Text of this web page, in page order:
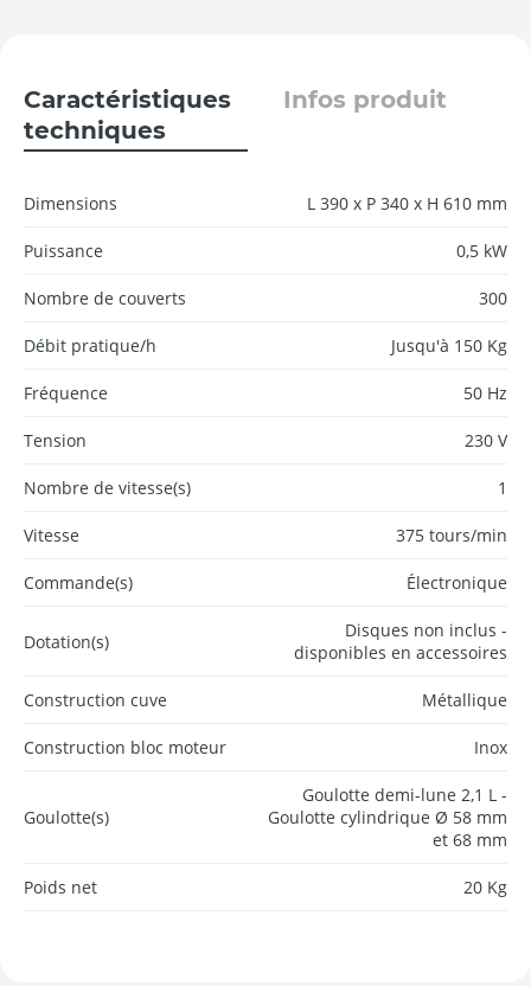
Caractéristiques
techniques
Infos produit
Dimensions L 390 x P 340 x H 610 mm
Puissance 0,5 kW
Nombre de couverts 300
Débit pratique/h Jusqu'à 150 Kg
Fréquence 50 Hz
Tension 230 V
Nombre de vitesse(s) 1
Vitesse 375 tours/min
Commande(s) Électronique
Dotation(s)
Disques non inclus -
disponibles en accessoires
Construction cuve Métallique
Construction bloc moteur Inox
Goulotte(s)
Goulotte demi-lune 2,1 L -
Goulotte cylindrique Ø 58 mm
et 68 mm
Poids net 20 Kg